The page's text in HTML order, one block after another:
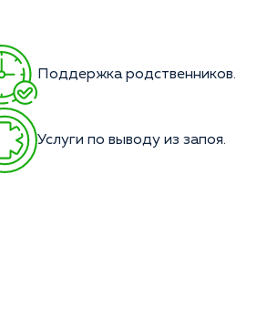
Поддержка родственников.
Услуги по выводу из запоя.